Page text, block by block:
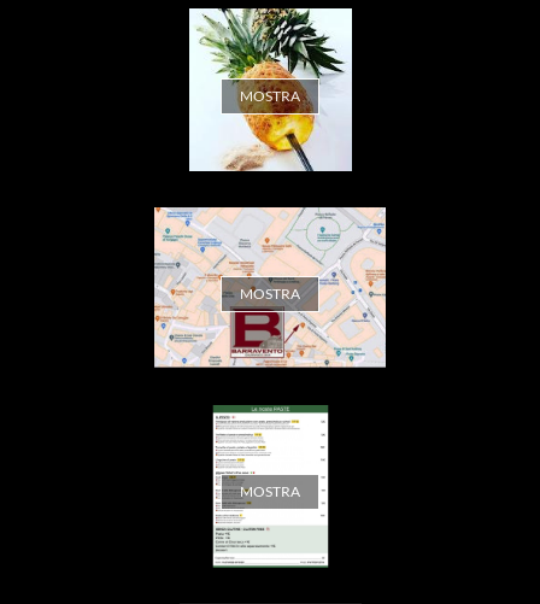
MOSTRA
MOSTRA
MOSTRA